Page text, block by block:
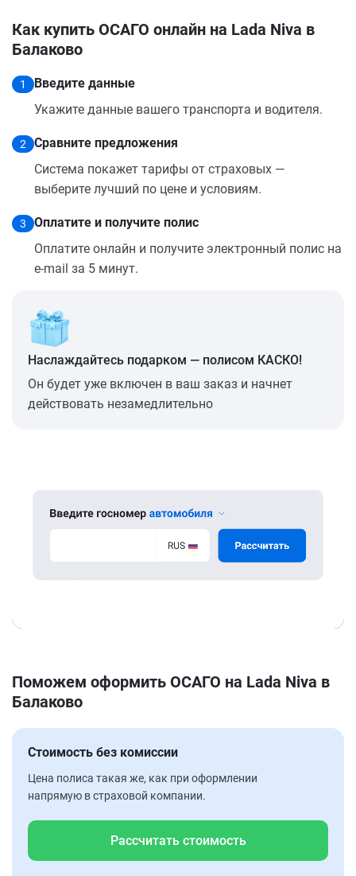
Как купить ОСАГО онлайн на Lada Niva в
Балаково
1
Введите данные
Укажите данные вашего транспорта и водителя.
2
Сравните предложения
Система покажет тарифы от страховых —
выберите лучший по цене и условиям.
3
Оплатите и получите полис
Оплатите онлайн и получите электронный полис на
e-mail за 5 минут.
Наслаждайтесь подарком — полисом КАСКО!
Он будет уже включен в ваш заказ и начнет
действовать незамедлительно
Поможем оформить ОСАГО на Lada Niva в
Балаково
Стоимость без комиссии
Цена полиса такая же, как при оформлении
напрямую в страховой компании.
Рассчитать стоимость